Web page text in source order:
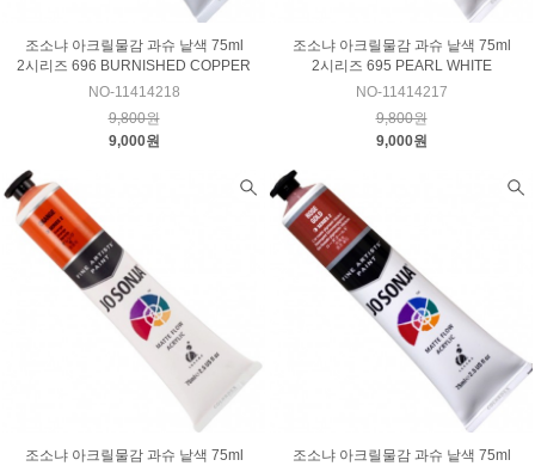
조소냐 아크릴물감 과슈 낱색 75ml
2시리즈 696 BURNISHED COPPER
NO-11414218
9,800원
9,000원
조소냐 아크릴물감 과슈 낱색 75ml
2시리즈 695 PEARL WHITE
NO-11414217
9,800원
9,000원
조소냐 아크릴물감 과슈 낱색 75ml
조소냐 아크릴물감 과슈 낱색 75ml